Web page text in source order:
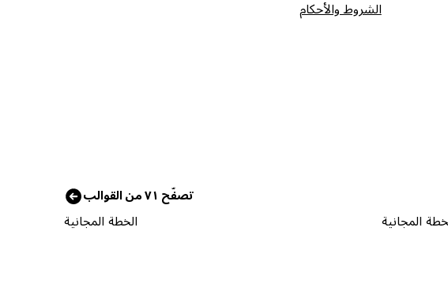
الشروط والأحكام
تصفّح ٧١ من القوالب
المجانية الخطة المجانية